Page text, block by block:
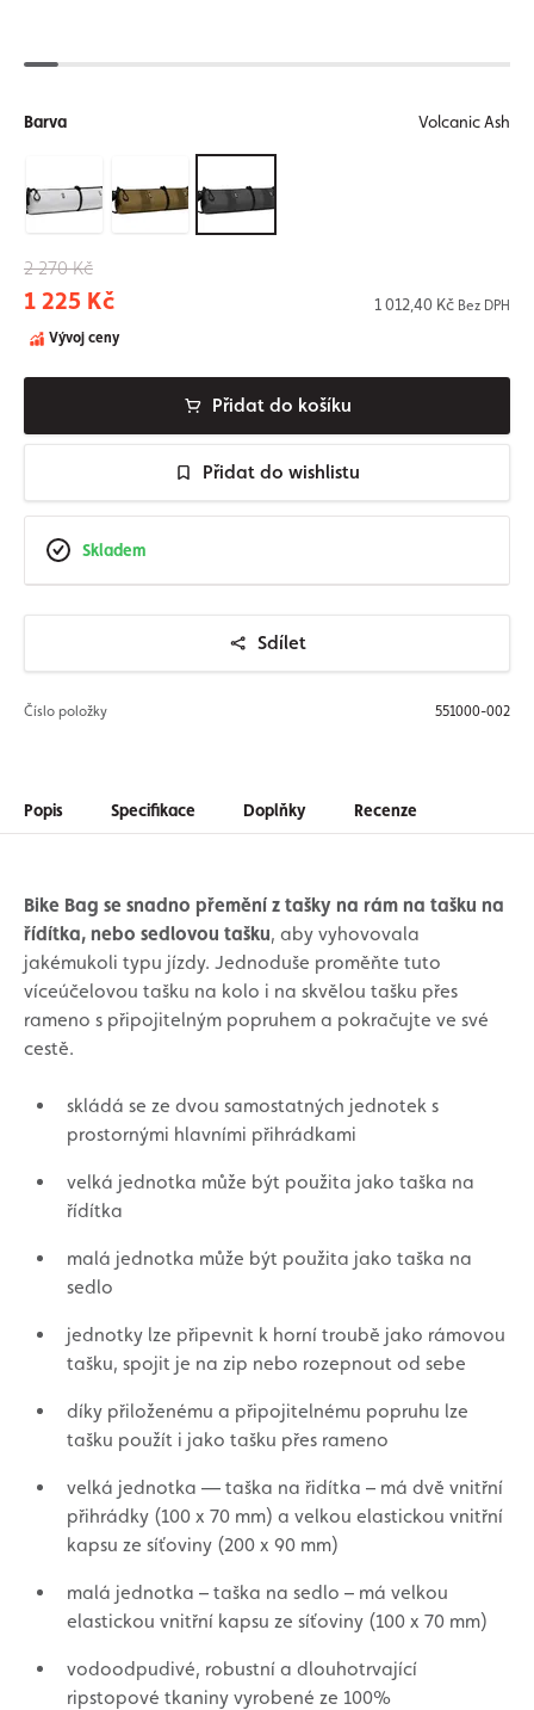
Barva Volcanic Ash
2 270 Kč
1 225 Kč 1 012,40 Kč Bez DPH
Vývoj ceny
Přidat do košíku
Přidat do wishlistu
Skladem
Sdílet
Číslo položky 551000-002
Popis Specifikace Doplňky Recenze
Bike Bag se snadno přemění z tašky na rám na tašku na
řídítka, nebo sedlovou tašku, aby vyhovovala
jakémukoli typu jízdy. Jednoduše proměňte tuto
víceúčelovou tašku na kolo i na skvělou tašku přes
rameno s připojitelným popruhem a pokračujte ve své
cestě.
skládá se ze dvou samostatných jednotek s
prostornými hlavními přihrádkami
velká jednotka může být použita jako taška na
řídítka
malá jednotka může být použita jako taška na
sedlo
jednotky lze připevnit k horní troubě jako rámovou
tašku, spojit je na zip nebo rozepnout od sebe
díky přiloženému a připojitelnému popruhu lze
tašku použít i jako tašku přes rameno
velká jednotka — taška na řidítka – má dvě vnitřní
přihrádky (100 x 70 mm) a velkou elastickou vnitřní
kapsu ze síťoviny (200 x 90 mm)
malá jednotka – taška na sedlo – má velkou
elastickou vnitřní kapsu ze síťoviny (100 x 70 mm)
vodoodpudivé, robustní a dlouhotrvající
ripstopové tkaniny vyrobené ze 100%